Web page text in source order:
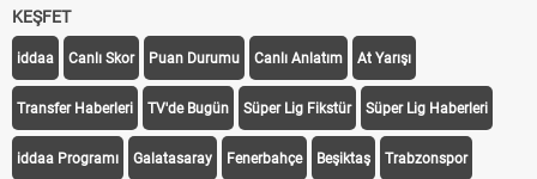
KEŞFET
iddaa Canlı Skor Puan Durumu Canlı Anlatım At Yarışı
Transfer Haberleri TV'de Bugün Süper Lig Fikstür Süper Lig Haberleri
iddaa Programı Galatasaray Fenerbahçe Beşiktaş Trabzonspor